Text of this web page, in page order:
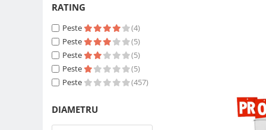
Alimentare auxiliara blitz
Protectie patina apa, ploaie
Bounce-uri, Softbox-uri
Ring-Flash Adaptor
Bracket-uri si suporti
RATING
Peste
(4)
Peste
(5)
Peste
(5)
Peste
(5)
Peste
(457)
DIAMETRU